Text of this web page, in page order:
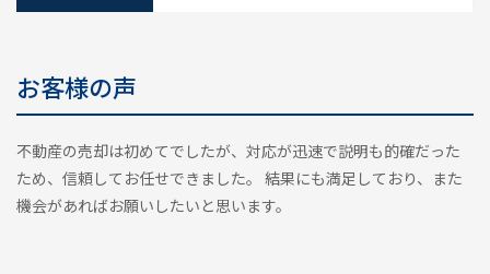
お客様の声
不動産の売却は初めてでしたが、対応が迅速で説明も的確だった
ため、信頼してお任せできました。 結果にも満足しており、また
機会があればお願いしたいと思います。